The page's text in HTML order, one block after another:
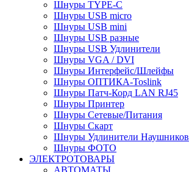
Шнуры TYPE-C
Шнуры USB micro
Шнуры USB mini
Шнуры USB разные
Шнуры USB Удлинители
Шнуры VGA / DVI
Шнуры Интерфейс/Шлейфы
Шнуры ОПТИКА-Toslink
Шнуры Патч-Корд LAN RJ45
Шнуры Принтер
Шнуры Сетевые/Питания
Шнуры Скарт
Шнуры Удлинители Наушников
Шнуры ФОТО
ЭЛЕКТРОТОВАРЫ
АВТОМАТЫ